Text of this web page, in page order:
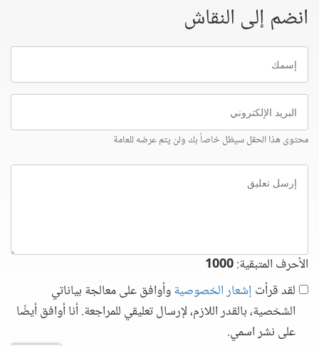
انضم إلى النقاش
إسمك
البريد
الإلكتروني
محتوى هذا الحقل سيظل خاصاً بك ولن يتم عرضه للعامة
إرسل
تعليق
الأحرف المتبقية:1000
لقد قرأت إشعار الخصوصيةوأوافق على معالجة بياناتي
الشخصية، بالقدر اللازم، لإرسال تعليقي للمراجعة. أنا أوافق أيضًا
على نشر اسمي.